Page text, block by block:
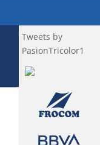
Tweets by
PasionTricolor1